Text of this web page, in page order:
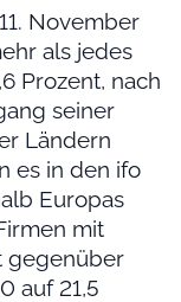
November
als jedes
Prozent, nach
seiner
Ländern
es in den ifo
Europas
mit
gegenüber
auf 21,5